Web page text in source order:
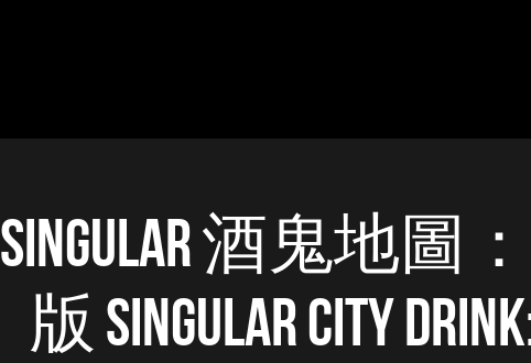
Singular 酒鬼地圖
版​ Singular City